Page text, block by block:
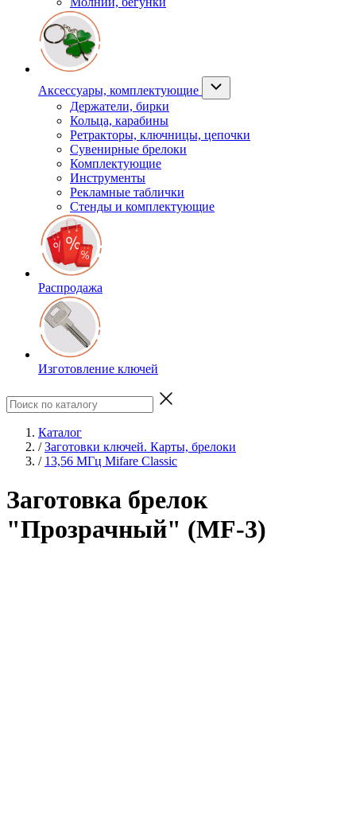
Аксессуары, комплектующие
Держатели, бирки
Кольца, карабины
Ретракторы, ключницы, цепочки
Сувенирные брелоки
Комплектующие
Инструменты
Рекламные таблички
Стенды и комплектующие
Распродажа
Изготовление ключей
Каталог
/ Заготовки ключей. Карты, брелоки
/ 13,56 МГц Mifare Classic
Заготовка брелок
"Прозрачный" (MF-3)